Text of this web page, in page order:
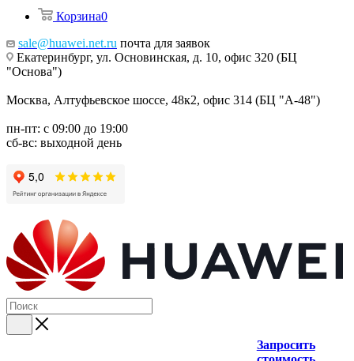
Корзина0
sale@huawei.net.ru почта для заявок
Екатеринбург, ул. Основинская, д. 10, офис 320 (БЦ
"Основа")
Москва, Алтуфьевское шоссе, 48к2, офис 314 (БЦ "А-48")
пн-пт: с 09:00 до 19:00
сб-вс: выходной день
Запросить